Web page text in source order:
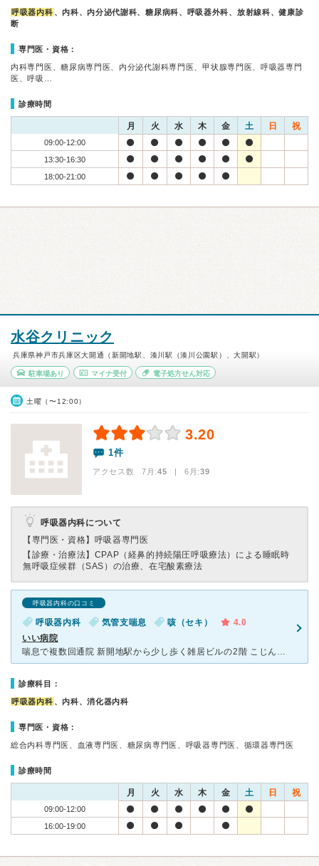
呼吸器内科 、内科、内分泌代謝科、糖尿病科、呼吸器外科、放射線科、健康診
断
専門医・資格：
内科専門医、糖尿病専門医、内分泌代謝科専門医、甲状腺専門医、呼吸器専門
医、呼吸…
診療時間
月 火 水 木 金 土 日 祝
09:00-12:00
13:30-16:30
18:00-21:00
水谷クリニック
兵庫県神戸市兵庫区大開通（新開地駅、湊川駅（湊川公園駅）、大開駅）
駐車場あり マイナ受付 電子処方せん対応
土曜（〜12:00）
3.20
1件
アクセス数 7月:45 | 6月:39
呼吸器内科について
【専門医・資格】 呼吸器専門医
【診療・治療法】 CPAP（経鼻的持続陽圧呼吸療法）による睡眠時
無呼吸症候群（SAS）の治療、在宅酸素療法
呼吸器内科の口コミ
呼吸器内科 気管支喘息 咳（セキ）
4.0
いい病院
喘息で複数回通院 新開地駅から少し歩く雑居ビルの2階 こじんまりとしており、院内も新しくないが、 喘息の吸入薬の説明をして頂き、この吸入薬は最新、こちらは最新の一つ前など、効き目や価格などでどれ
診療科目：
呼吸器内科 、内科、消化器内科
専門医・資格：
総合内科専門医、血液専門医、糖尿病専門医、呼吸器専門医、循環器専門医
診療時間
月 火 水 木 金 土 日 祝
09:00-12:00
16:00-19:00